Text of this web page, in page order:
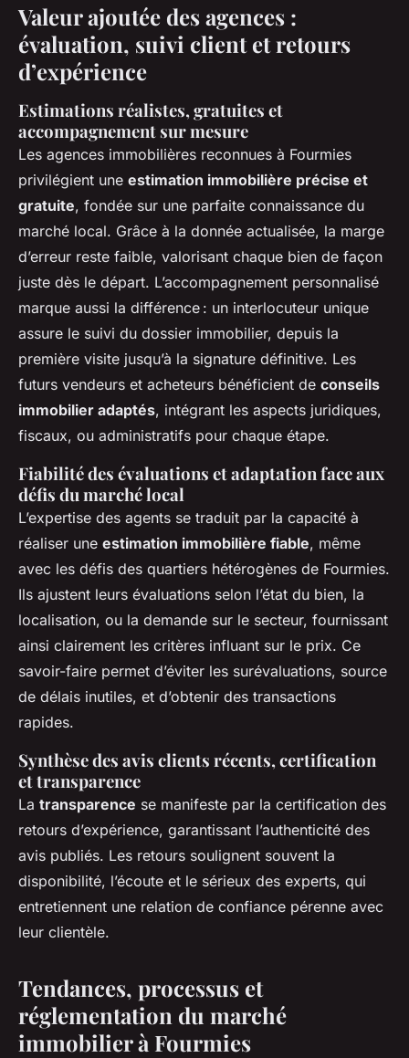
Valeur ajoutée des agences :
évaluation, suivi client et retours
d’expérience
Estimations réalistes, gratuites et
accompagnement sur mesure
Les agences immobilières reconnues à Fourmies
privilégient une estimation immobilière précise et
gratuite, fondée sur une parfaite connaissance du
marché local. Grâce à la donnée actualisée, la marge
d’erreur reste faible, valorisant chaque bien de façon
juste dès le départ. L’accompagnement personnalisé
marque aussi la différence : un interlocuteur unique
assure le suivi du dossier immobilier, depuis la
première visite jusqu’à la signature définitive. Les
futurs vendeurs et acheteurs bénéficient de conseils
immobilier adaptés, intégrant les aspects juridiques,
fiscaux, ou administratifs pour chaque étape.
Fiabilité des évaluations et adaptation face aux
défis du marché local
L’expertise des agents se traduit par la capacité à
réaliser une estimation immobilière fiable, même
avec les défis des quartiers hétérogènes de Fourmies.
Ils ajustent leurs évaluations selon l’état du bien, la
localisation, ou la demande sur le secteur, fournissant
ainsi clairement les critères influant sur le prix. Ce
savoir-faire permet d’éviter les surévaluations, source
de délais inutiles, et d’obtenir des transactions
rapides.
Synthèse des avis clients récents, certification
et transparence
La transparence se manifeste par la certification des
retours d’expérience, garantissant l’authenticité des
avis publiés. Les retours soulignent souvent la
disponibilité, l’écoute et le sérieux des experts, qui
entretiennent une relation de confiance pérenne avec
leur clientèle.
Tendances, processus et
réglementation du marché
immobilier à Fourmies